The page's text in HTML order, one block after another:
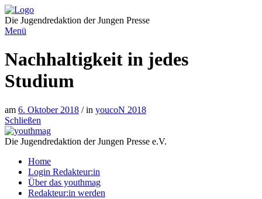
Direkt
zum
Inhalt
Die Jugendredaktion der Jungen Presse
Menü
Nachhaltigkeit in jedes
Studium
am 6. Oktober 2018 / in youcoN 2018
Schließen
Die Jugendredaktion der Jungen Presse e.V.
Home
Login Redakteur:in
Über das youthmag
Redakteur:in werden